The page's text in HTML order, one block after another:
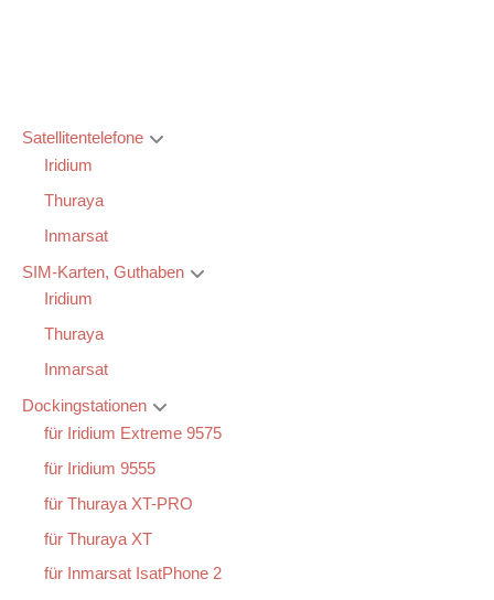
Satellitentelefone
Iridium
Thuraya
Inmarsat
SIM-Karten, Guthaben
Iridium
Thuraya
Inmarsat
Dockingstationen
für Iridium Extreme 9575
für Iridium 9555
für Thuraya XT-PRO
für Thuraya XT
für Inmarsat IsatPhone 2